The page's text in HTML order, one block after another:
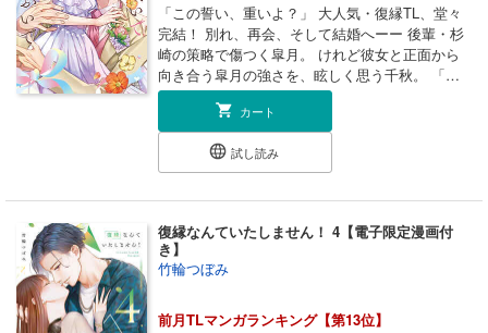
「この誓い、重いよ？」 大人気・復縁TL、堂々
完結！ 別れ、再会、そして結婚へーー 後輩・杉
崎の策略で傷つく皐月。 けれど彼女と正面から
向き合う皐月の強さを、眩しく思う千秋。 「そ
ろそろ2人の将来の話をしてもいい？」 千秋か
ら、いよいよプロポーズ……!? コミックス限定描
き下ろし漫画たっぷり10P収録＆電子配信版限定
の漫画付き♪ ※この作品は『隠れてないで出てお
いで～執着系元カレにトラウマ乳首を狙われてま
す～』act.21～act.25の内容が収録されていま
カート
試し読み
復縁なんていたしません！ 4【電子限定漫画付
き】
竹輪つぼみ
前月TLマンガランキング【第13位】